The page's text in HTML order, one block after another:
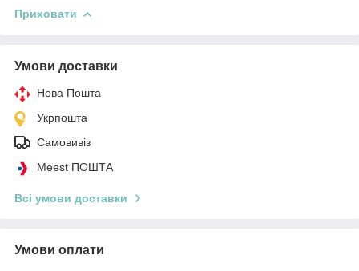
Приховати
Умови доставки
Нова Пошта
Укрпошта
Самовивіз
Meest ПОШТА
Всі умови доставки
Умови оплати